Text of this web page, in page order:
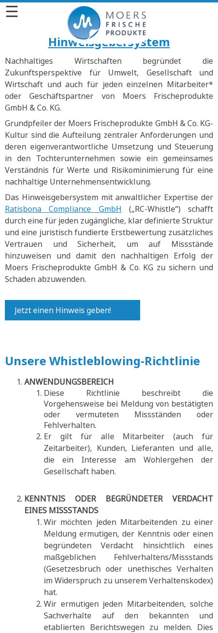
☰
Hinweisgebersystem
Nachhaltiges Wirtschaften begründet die
Zukunftsperspektive für Umwelt, Gesellschaft und
Wirtschaft und auch für jeden einzelnen Mitarbeiter*
oder Geschäftspartner von Moers Frischeprodukte
GmbH & Co. KG.
Grundpfeiler der Moers Frischeprodukte GmbH & Co. KG-
Kultur sind die Aufteilung zentraler Anforderungen und
deren eigenverantwortliche Umsetzung und Steuerung
in den Tochterunternehmen sowie ein gemeinsames
Verständnis für Werte und Risikominimierung für eine
nachhaltige Unternehmensentwicklung.
Das Hinweisgebersystem mit anwaltlicher Expertise der
Ratisbona Compliance GmbH („RC-Whistle“) schafft
durch eine für jeden zugängliche, klar definierte Struktur
und eine juristisch fundierte Erstbewertung zusätzliches
Vertrauen und Sicherheit, um auf Missstände
hinzuweisen und damit den nachhaltigen Erfolg der
Moers Frischeprodukte GmbH & Co. KG zu sichern und
Schaden abzuwenden.
Jetzt einen Hinweis geben!
Unsere Whistleblowing-Richtlinie
ANWENDUNGSBEREICH
Diese Richtlinie beschreibt die
Vorgehensweise bei Meldung von bestätigten
oder vermuteten Missständen oder
Fehlverhalten.
Er gilt für alle Mitarbeiter (auch für
Zeitarbeiter), Kunden, Lieferanten und alle,
die ein Interesse am Wohlergehen der
Gesellschaft haben.
KENNTNIS ODER BEGRÜNDETER VERDACHT
EINES MISSSTANDS
Wir möchten jeden Mitarbeitenden zu einer
Meldung ermutigen, der Kenntnis oder einen
begründeten Verdacht hinsichtlich eines
maßgeblichen Fehlverhaltens/Missstands
(Gesetzesbruch oder unethisches Verhalten
im Widerspruch zu unserem Verhaltenskodex)
hat.
Wir ermutigen jeden Mitarbeitenden, solche
Sachverhalte auf den bekannten und
etablierten Berichtswegen zu melden. Dies